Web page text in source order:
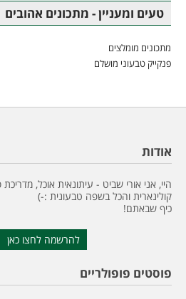
טעים ומעניין - מתכונים אהובים
מתכונים מומלצים
פנקייק טבעוני מושלם
אודות
היי, אני אורי שביט - עיתונאית אוכל,
קולינארית והכל בשפה טבעונית :-)
כיף שבאתם!
להרשמה לחצו כאן
פוסטים פופולריים